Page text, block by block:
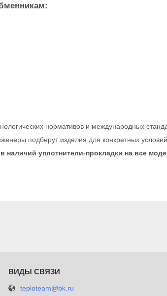
нормативов и международных
подберут изделия для конкретных условий
уплотнители-прокладки на все
teploteam@bk.ru